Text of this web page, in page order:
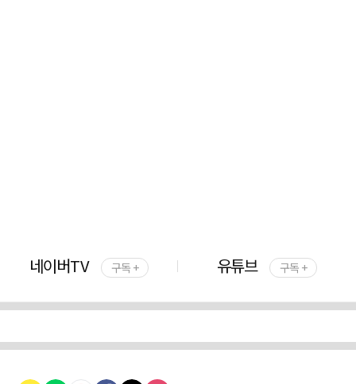
네이버TV 구독 + 유튜브 구독 +